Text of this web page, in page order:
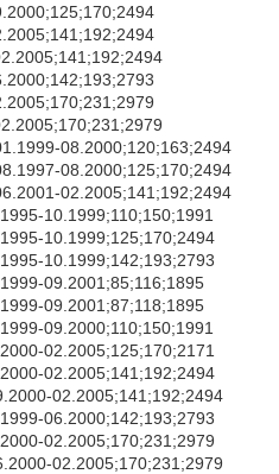
08.2000;120;163;2494
08.2000;125;170;2494
02.2005;141;192;2494
10.1999;110;150;1991
10.1999;125;170;2494
10.1999;142;193;2793
09.2001;85;116;1895
09.2001;87;118;1895
09.2000;110;150;1991
02.2005;125;170;2171
02.2005;141;192;2494
02.2005;141;192;2494
06.2000;142;193;2793
02.2005;170;231;2979
02.2005;170;231;2979